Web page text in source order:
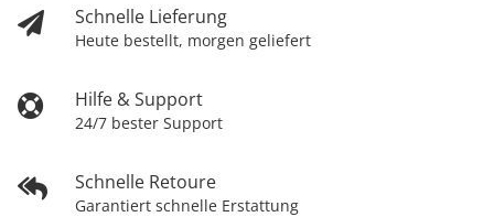
Schnelle Lieferung
Heute bestellt, morgen geliefert
Hilfe & Support
24/7 bester Support
Schnelle Retoure
Garantiert schnelle Erstattung